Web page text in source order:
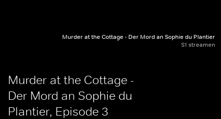
Murder at the Cottage - Der Mord an Sophie du Plantier
S1 streamen
Murder at the Cottage -
Der Mord an Sophie du
Plantier, Episode 3